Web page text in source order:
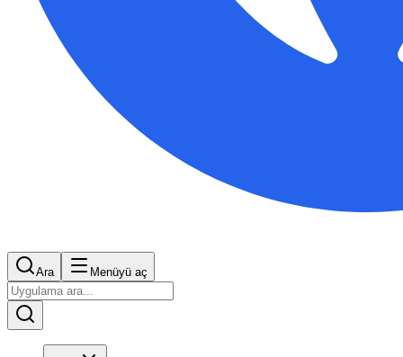
Ara Menüyü aç